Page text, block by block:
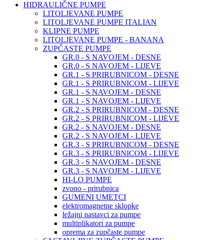
HIDRAULIČNE PUMPE
LITOLJEVANE PUMPE
LITOLJEVANE PUMPE ITALIAN
KLIPNE PUMPE
LITOLJEVANE PUMPE - BANANA
ZUPČASTE PUMPE
GR.0 - S NAVOJEM - DESNE
GR.0 - S NAVOJEM - LIJEVE
GR.1 - S PRIRUBNICOM - DESNE
GR.1 - S PRIRUBNICOM - LIJEVE
GR.1 - S NAVOJEM - DESNE
GR.1 - S NAVOJEM - LIJEVE
GR.2 - S PRIRUBNICOM - DESNE
GR.2 - S PRIRUBNICOM - LIJEVE
GR.2 - S NAVOJEM - DESNE
GR.2 - S NAVOJEM - LIJEVE
GR.3 - S PRIRUBNICOM - DESNE
GR.3 - S PRIRUBNICOM - LIJEVE
GR.3 - S NAVOJEM - DESNE
GR.3 - S NAVOJEM - LIJEVE
HI-LO PUMPE
zvono - prirubnica
GUMENI UMETCI
elektromagnetne sklopke
ležajni nastavci za pumpe
multiplikatori za pumpe
oprema za zupčaste pumpe